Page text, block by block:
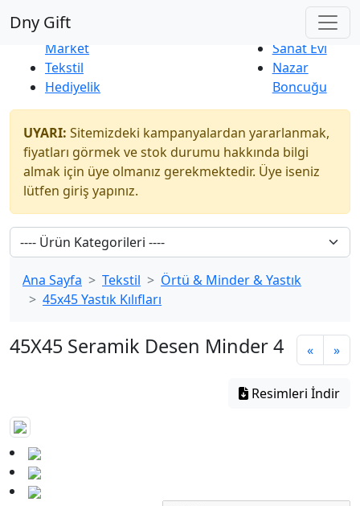
Dny Gift
Yeni Ürünler
İndirim
Market
Tekstil
Hediyelik
Sanat Evi
Nazar
Boncuğu
UYARI: Sitemizdeki kampanyalardan yararlanmak,
fiyatları görmek ve stok durumu hakkında bilgi
almak için üye olmanız gerekmektedir. Üye iseniz
lütfen giriş yapınız.
Ana Sayfa Tekstil
Örtü & Minder & Yastık
45x45 Yastık Kılıfları
45X45 Seramik Desen Minder 4 « »
Resimleri İndir